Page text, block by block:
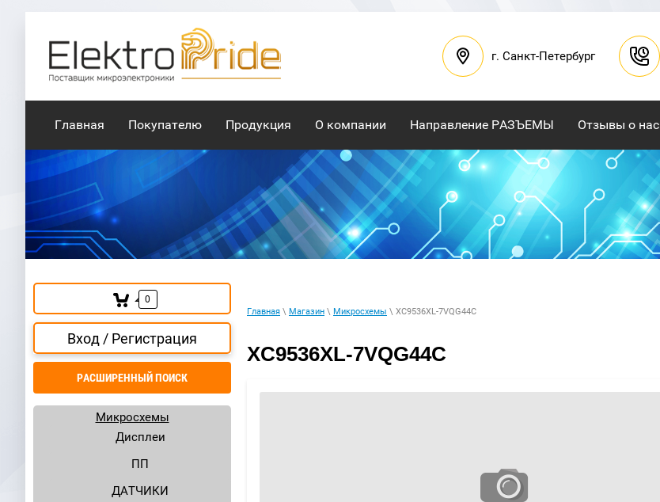
г. Санкт-Петербург
Главная Покупателю Продукция О компании Направление РАЗЪЕМЫ Отзывы о нас
0
Вход / Регистрация
РАСШИРЕННЫЙ ПОИСК
Микросхемы
Дисплеи
ПП
ДАТЧИКИ
Главная \ Магазин \ Микросхемы \ XC9536XL-7VQG44C
XC9536XL-7VQG44C